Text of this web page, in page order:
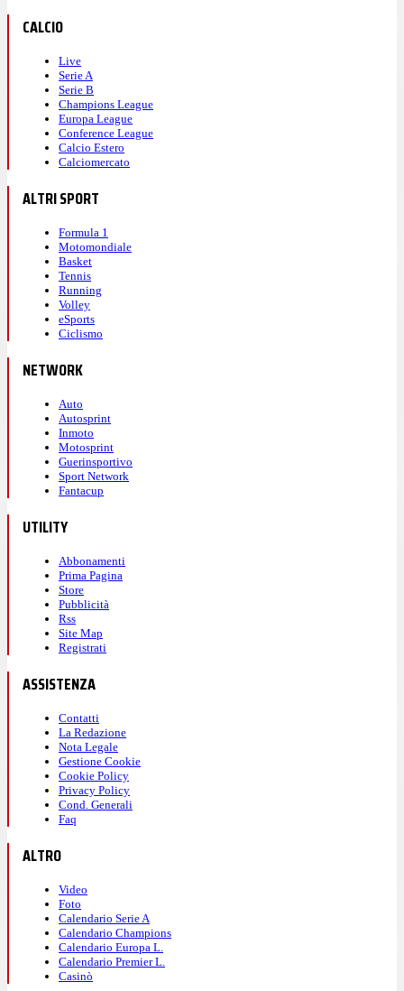
CALCIO
Live
Serie A
Serie B
Champions League
Europa League
Conference League
Calcio Estero
Calciomercato
ALTRI SPORT
Formula 1
Motomondiale
Basket
Tennis
Running
Volley
eSports
Ciclismo
NETWORK
Auto
Autosprint
Inmoto
Motosprint
Guerinsportivo
Sport Network
Fantacup
UTILITY
Abbonamenti
Prima Pagina
Store
Pubblicità
Rss
Site Map
Registrati
ASSISTENZA
Contatti
La Redazione
Nota Legale
Gestione Cookie
Cookie Policy
Privacy Policy
Cond. Generali
Faq
ALTRO
Video
Foto
Calendario Serie A
Calendario Champions
Calendario Europa L.
Calendario Premier L.
Casinò